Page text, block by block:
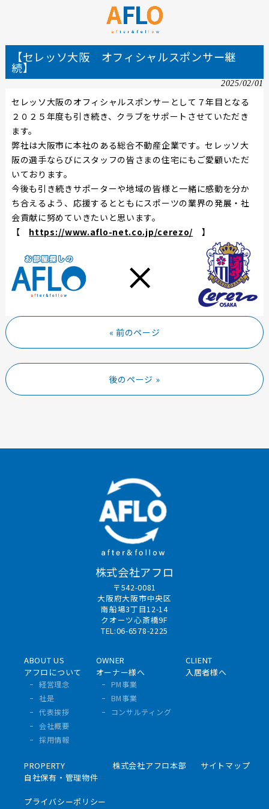
【セレッソ大阪 オフィシャルスポンサー継
続】
2025/02/01
セレッソ大阪のオフィシャルスポンサーとして７年目となる
２０２５年度も引き続き、クラブをサポートさせていただき
ます。
弊社は大阪市に本社のある総合不動産企業です。セレッソ大
阪の選手ならびにスタッフの皆さまの住宅にもご愛顧いただ
いております。
今後も引き続きサポーターや地域の皆様と一緒に感動を分か
ち合えるよう、応援するとともにスポーツの業界の発展・社
会貢献に努めていきたいと思います。
【 https://www.aflo-net.co.jp/cerezo/ 】
« 前のページ
後のページ »
株式会社アフロ
〒542-0081
大阪府大阪市中央区
南船場3丁目12-14
クオーツ心斎橋9F
TEL:06-6578-2225
ABOUT US
アフロについて
経営理念
社是
代表挨拶
会社概要
採用情報
OWNER
オーナー様へ
PM事業
BM事業
コンサルティング
CLIENT
入居者様へ
PROPERTY
自社保有・管理物件
株式会社アフロ本部 サイトマップ
プライバシーポリシー